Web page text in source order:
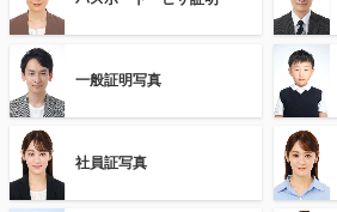
一般証明写真
社員証写真